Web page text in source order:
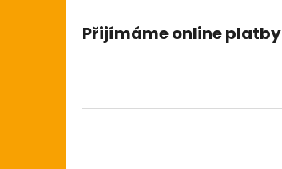
Přijímáme online platby